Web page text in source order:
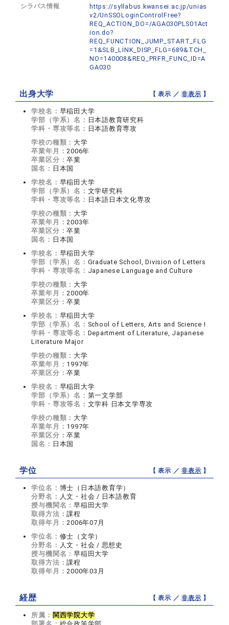
シラバス情報
https://syllabus.kwansei.ac.jp/unias
v2/UnSSOLoginControlFree?
REQ_ACTION_DO=/AGA030PLS01Act
ion.do?
REQ_FUNCTION_JUMP_START_FLG
=1&SLB_LINK_DISP_FLG=689&TCH_
NO=140008&REQ_PRFR_FUNC_ID=A
GA030
出身大学 【 表示 ／非表示 】
学校名： 早稲田大学
学部（学系）名： 日本語教育研究科
学科・専攻等名： 日本語教育専攻
学校の種類： 大学
卒業年月：2006年
卒業区分：卒業
国名： 日本国
学校名： 早稲田大学
学部（学系）名： 文学研究科
学科・専攻等名： 日本語日本文化専攻
学校の種類： 大学
卒業年月：2003年
卒業区分：卒業
国名： 日本国
学校名： 早稲田大学
学部（学系）名： Graduate School, Division of Letters
学科・専攻等名： Japanese Language and Culture
学校の種類： 大学
卒業年月：2000年
卒業区分：卒業
学校名： 早稲田大学
学部（学系）名： School of Letters, Arts and Science Ⅰ
学科・専攻等名： Department of Literature, Japanese
Literature Major
学校の種類： 大学
卒業年月： 1997年
卒業区分：卒業
学校名： 早稲田大学
学部（学系）名： 第一文学部
学科・専攻等名： 文学科 日本文学専攻
学校の種類： 大学
卒業年月： 1997年
卒業区分：卒業
国名： 日本国
学位 【 表示 ／非表示 】
学位名： 博士（日本語教育学）
分野名： 人文・社会 / 日本語教育
授与機関名：早稲田大学
取得方法：課程
取得年月：2006年07月
学位名： 修士（文学）
分野名： 人文・社会 / 思想史
授与機関名：早稲田大学
取得方法：課程
取得年月：2000年03月
経歴 【 表示 ／非表示 】
所属： 関西学院大学